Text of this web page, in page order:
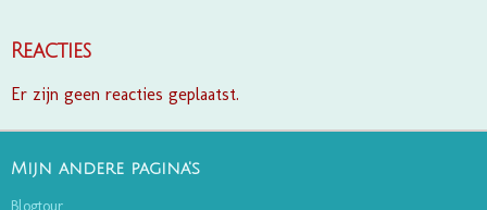
Reacties
Er zijn geen reacties geplaatst.
Mijn andere pagina's
Blogtour